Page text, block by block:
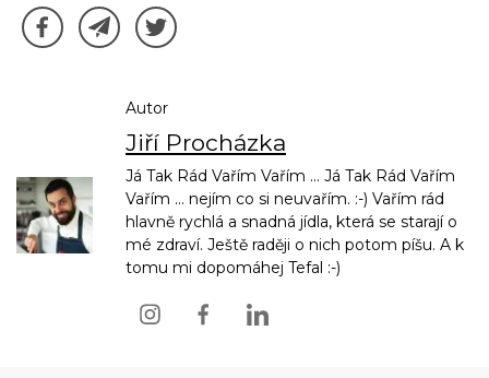
Autor
Jiří Procházka
Já Tak Rád Vařím Vařím ... Já Tak Rád Vařím
Vařím ... nejím co si neuvařím. :-) Vařím rád
hlavně rychlá a snadná jídla, která se starají o
mé zdraví. Ještě raději o nich potom píšu. A k
tomu mi dopomáhej Tefal :-)